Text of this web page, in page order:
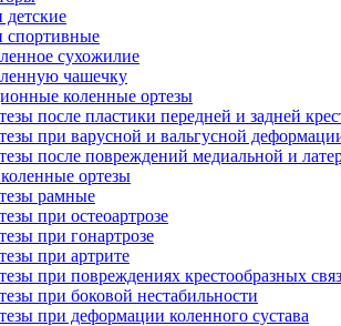
спортивные
сухожилие
чашечку
коленные ортезы
после пластики передней и задней
при варусной и вальгусной
после повреждений медиальной и
ортезы
рамные
при остеоартрозе
при гонартрозе
при артрите
при повреждениях крестообразных
при боковой нестабильности
при деформации коленного сустава